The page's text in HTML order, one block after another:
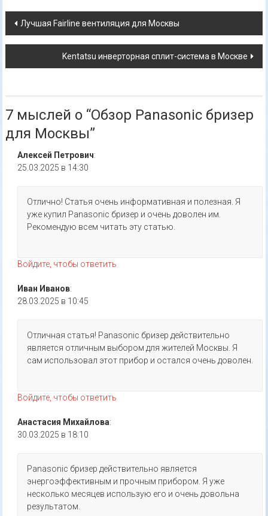
Навигация
по
записям
Лучшая Fairline вентиляция для Москвы
Kentatsu инверторная сплит-система в Москве
7 мыслей о “Обзор Panasonic бризер
для Москвы”
Алексей Петрович:
25.03.2025 в 14:30
Отлично! Статья очень информативная и полезная. Я
уже купил Panasonic бризер и очень доволен им.
Рекомендую всем читать эту статью.
Войдите, чтобы ответить
Иван Иванов:
28.03.2025 в 10:45
Отличная статья! Panasonic бризер действительно
является отличным выбором для жителей Москвы. Я
сам использовал этот прибор и остался очень доволен.
Войдите, чтобы ответить
Анастасия Михайлова:
30.03.2025 в 18:10
Panasonic бризер действительно является
энергоэффективным и прочным прибором. Я уже
несколько месяцев использую его и очень довольна
результатом.